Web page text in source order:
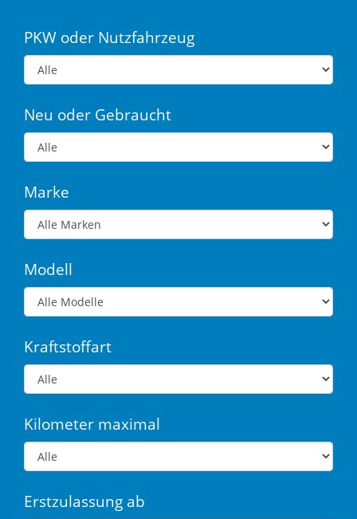
PKW oder Nutzfahrzeug
Neu oder Gebraucht
Marke
Modell
Kraftstoffart
Kilometer maximal
Erstzulassung ab